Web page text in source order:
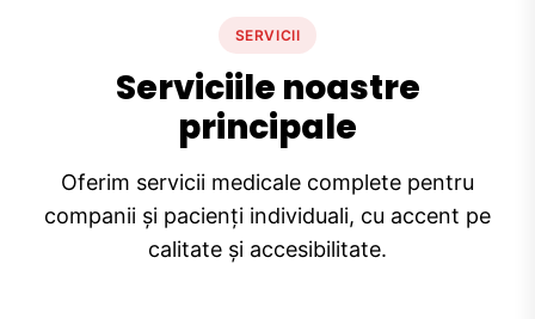
SERVICII
Serviciile noastre
principale
Oferim servicii medicale complete pentru
companii și pacienți individuali, cu accent pe
calitate și accesibilitate.